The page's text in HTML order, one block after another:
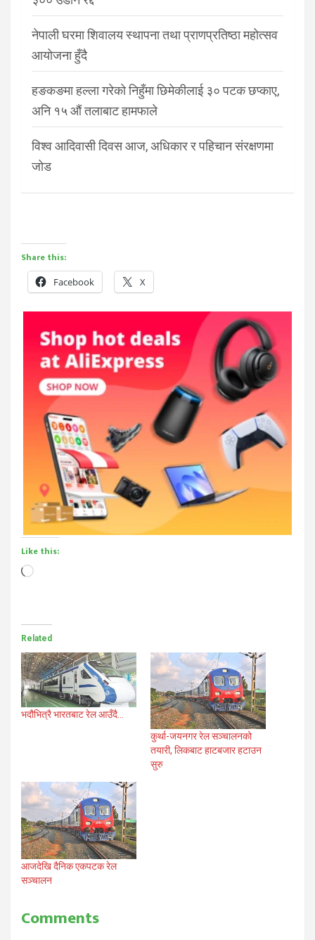
नेपाली घरमा शिवालय स्थापना तथा प्राणप्रतिष्ठा महोत्सव
आयोजना हुँदै
हङकङमा हल्ला गरेको निहुँमा छिमेकीलाई ३० पटक छप्काए,
अनि १५ औं तलाबाट हामफाले
विश्व आदिवासी दिवस आज, अधिकार र पहिचान संरक्षणमा
जोड
Share this:
Facebook X
Like this:
Loading…
Related
भदौभित्रै भारतबाट रेल आउँदै…
कुर्था-जयनगर रेल सञ्चालनको
तयारी, लिकबाट हाटबजार हटाउन
सुरु
आजदेखि दैनिक एकपटक रेल
सञ्चालन
Comments